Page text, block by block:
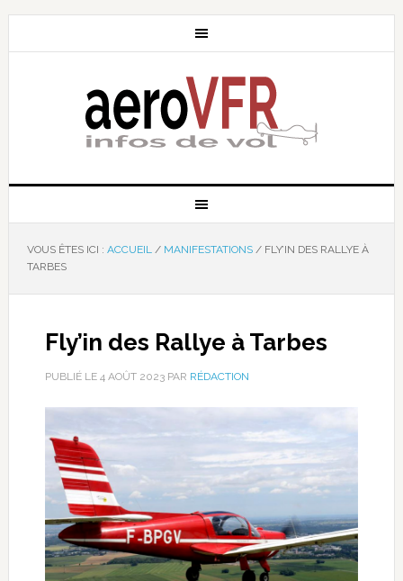
VOUS ÊTES ICI : ACCUEIL / MANIFESTATIONS /FLY’IN DES RALLYE À
TARBES
Fly’in des Rallye à Tarbes
PUBLIÉ LE 4 AOÛT 2023PAR RÉDACTION